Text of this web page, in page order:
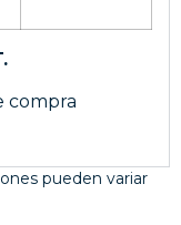
compra
pueden variar